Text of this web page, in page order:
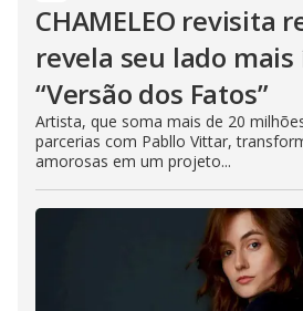
CHAMELEO revisita
revela seu lado
“Versão dos Fatos”
Artista, que soma mais de 20
parcerias com Pabllo Vittar,
amorosas em um projeto...